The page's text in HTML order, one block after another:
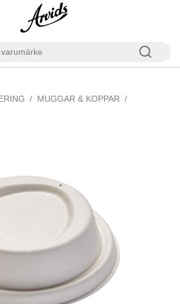
MUGGAR & KOPPAR